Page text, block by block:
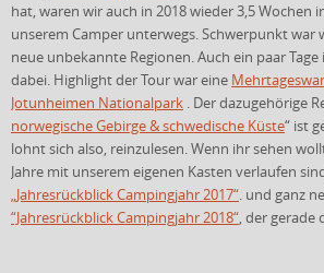
hat, waren wir auch in 2018 wieder 3,5 Wochen
unserem Camper unterwegs. Schwerpunkt war
neue unbekannte Regionen. Auch ein paar
dabei. Highlight der Tour war eine
Jotunheimen Nationalpark . Der dazugehörige
norwegische Gebirge & schwedische Küste“ ist
lohnt sich also, reinzulesen. Wenn ihr sehen
Jahre mit unserem eigenen Kasten verlaufen
„Jahresrückblick Campingjahr 2017“. und ganz
“Jahresrückblick Campingjahr 2018“, der gerade